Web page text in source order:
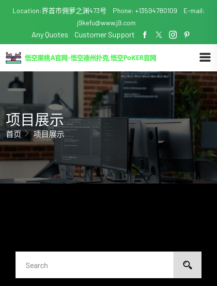
Location:界首市佣萝之渊473号 Phone: +13594780109
E-mail:
j9kefu@www.j9.com
Any Quotes Customer Support
项目展示
首页 项目展示